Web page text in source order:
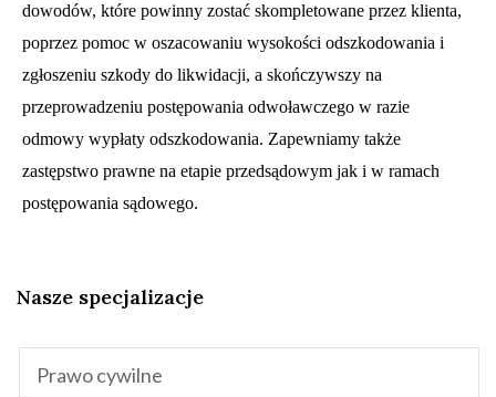
dowodów, które powinny zostać skompletowane przez klienta,
poprzez pomoc w oszacowaniu wysokości odszkodowania i
zgłoszeniu szkody do likwidacji, a skończywszy na
przeprowadzeniu postępowania odwoławczego w razie
odmowy wypłaty odszkodowania. Zapewniamy także
zastępstwo prawne na etapie przedsądowym jak i w ramach
postępowania sądowego.
Nasze specjalizacje
Prawo cywilne